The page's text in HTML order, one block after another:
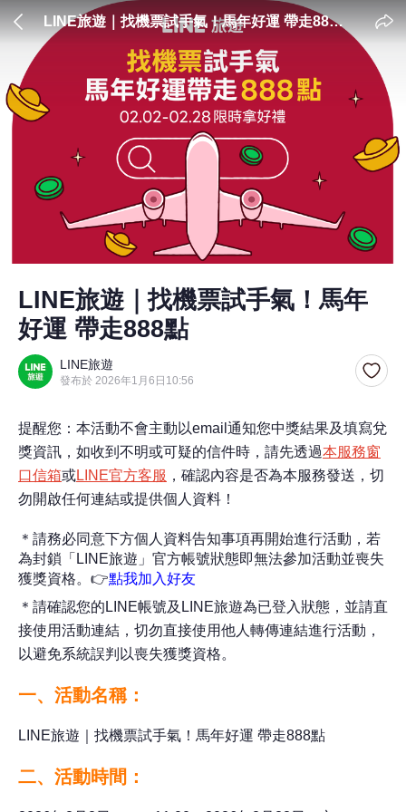
LINE旅遊｜找機票試手氣​！馬年好運 帶走888
點
LINE旅遊｜找機票試手氣​！馬年
好運 帶走888點
LINE旅遊
發布於 2026年1月6日10:56
提醒您：本活動不會主動以email通知您中獎結果及填寫兌
獎資訊，如收到不明或可疑的信件時，請先透過本服務窗
口信箱或LINE官方客服 ，確認內容是否為本服務發送，切
勿開啟任何連結或提供個人資料！
＊請務必同意下方個人資料告知事項再開始進行活動，若
為封鎖「 LINE旅遊」官方帳號狀態即無法參加活動並喪失
獲獎資格。 👉點我加入好友
＊請確認您的LINE帳號及LINE旅遊為已登入狀態，並請直
接使用活動連結，切勿直接使用他人轉傳連結進行活動，
以避免系統誤判以喪失獲獎資格。
一、活動名稱：
LINE旅遊｜找機票試手氣​！馬年好運 帶走888點
二、活動時間：